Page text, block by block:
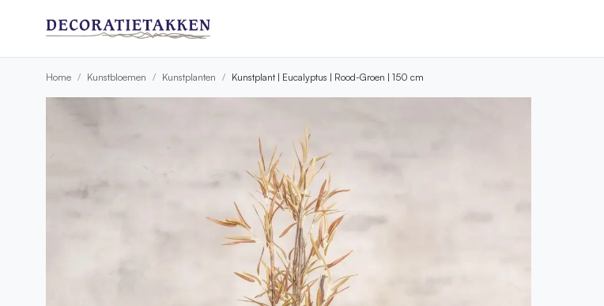
Home Kunstbloemen Kunstplanten Kunstplant | Eucalyptus | Rood-Groen | 150 cm